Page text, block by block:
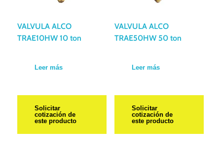
VALVULA ALCO
TRAE10HW 10 ton
Leer más
Solicitar
cotización de
este producto
VALVULA ALCO
TRAE50HW 50 ton
Leer más
Solicitar
cotización de
este producto